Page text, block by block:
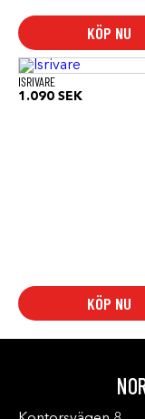
KÖP NU
De
olika
alternativen
kan
väljas
på
produktsidan
ISRIVARE
1.090 SEK
KÖP NU